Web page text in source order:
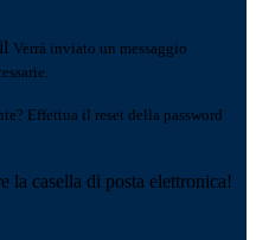
Verrà inviato un messaggio
Effettua il reset della password
la casella di posta elettronica!